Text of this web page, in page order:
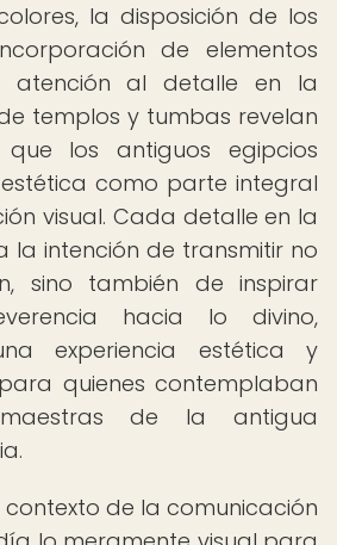
la disposición de los
de elementos
atención al detalle en la
templos y tumbas revelan
los antiguos egipcios
como parte integral
visual. Cada detalle en la
la intención de transmitir no
sino también de inspirar
hacia lo divino,
experiencia estética y
quienes contemplaban
de la antigua
contexto de la comunicación